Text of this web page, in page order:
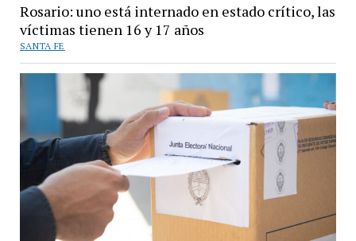
Rosario: uno está internado en estado crítico, las
víctimas tienen 16 y 17 años
SANTA FE